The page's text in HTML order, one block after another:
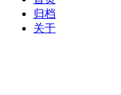
归档
关于